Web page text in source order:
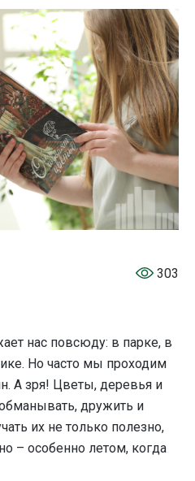
303
нас повсюду: в парке, в
Но часто мы проходим
А зря! Цветы, деревья и
дружить и
их не только полезно,
– особенно летом, когда